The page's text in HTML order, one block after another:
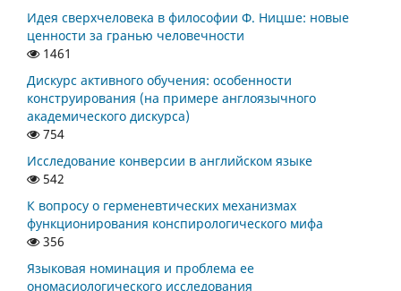
Идея сверхчеловека в философии Ф. Ницше: новые
ценности за гранью человечности
1461
Дискурс активного обучения: особенности
конструирования (на примере англоязычного
академического дискурса)
754
Исследование конверсии в английском языке
542
К вопросу о герменевтических механизмах
функционирования конспирологического мифа
356
Языковая номинация и проблема ее
ономасиологического исследования